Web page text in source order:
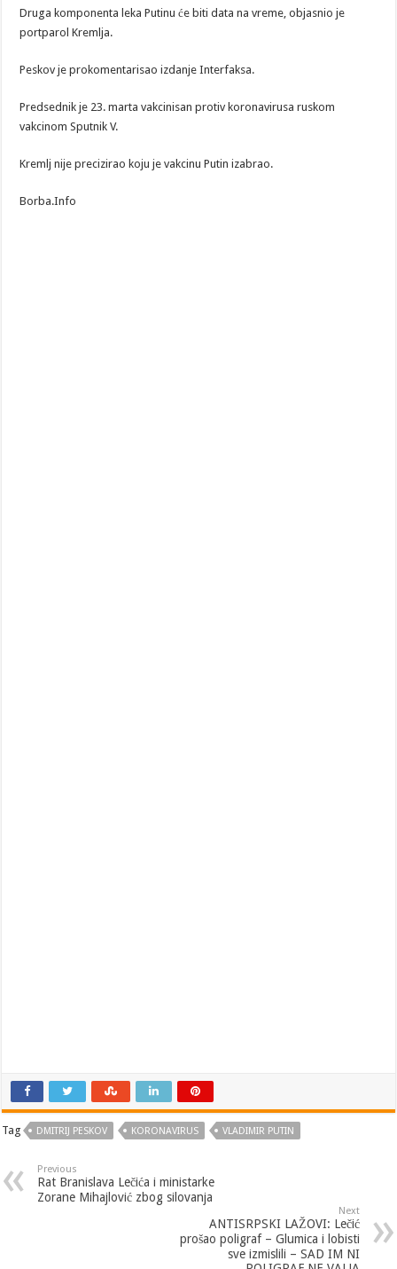
Druga komponenta leka Putinu će biti data na vreme, objasnio je
portparol Kremlja.
Peskov je prokomentarisao izdanje Interfaksa.
Predsednik je 23. marta vakcinisan protiv koronavirusa ruskom
vakcinom Sputnik V.
Kremlj nije precizirao koju je vakcinu Putin izabrao.
Borba.Info
Tag DMITRIJ PESKOV KORONAVIRUS VLADIMIR PUTIN
Previous
Rat Branislava Lečića i ministarke
Zorane Mihajlović zbog silovanja
Next
ANTISRPSKI LAŽOVI: Lečić
prošao poligraf – Glumica i lobisti
sve izmislili – SAD IM NI